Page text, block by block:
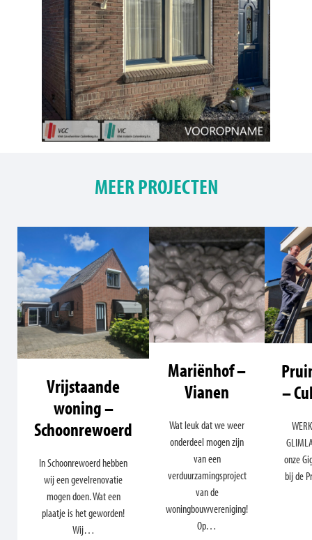
MEER PROJECTEN
Vrijstaande
woning –
Schoonrewoerd
In Schoonrewoerd hebben
wij een gevelrenovatie
mogen doen. Wat een
plaatje is het geworden!
Wij…
Mariënhof –
Vianen
Wat leuk dat we weer
onderdeel mogen zijn
van een
verduurzamingsproject
van de
woningbouwvereniging!
Op…
–
onze
bij de